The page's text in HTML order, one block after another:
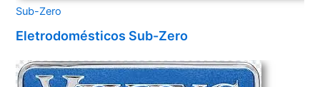
Sub-Zero
Eletrodomésticos Sub-Zero